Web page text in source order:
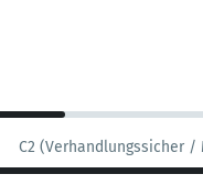
C2 (Verhandlungssicher